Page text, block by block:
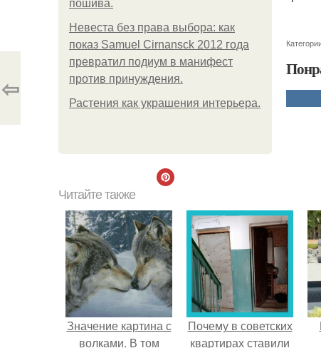
пошива.
Невеста без права выбора: как
показ Samuel Cirnansck 2012 года
превратил подиум в манифест
против принуждения.
Растения как украшения интерьера.
⇦
Читайте также
Значение картина с
волками. В том
Почему в советских
квартирах ставили